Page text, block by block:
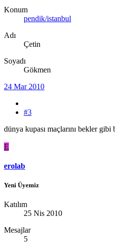
Konum
pendik/istanbul
Adı
Çetin
Soyadı
Gökmen
24 Mar 2010
#3
dünya kupası maçlarını bekler
E
erolab
Yeni Üyemiz
Katılım
25 Nis 2010
Mesajlar
5